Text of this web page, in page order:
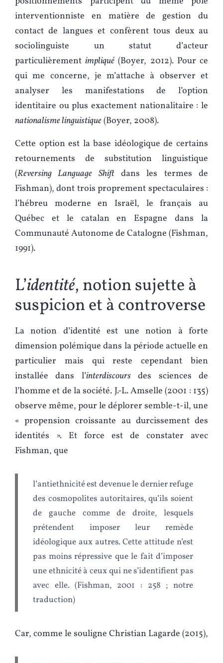
interventionniste en matière de gestion du
contact de langues et confèrent tous deux au
sociolinguiste un statut d’acteur
particulièrementimpliqué (Boyer, 2012). Pour ce
qui me concerne, je m’attache à observer et
analyser les manifestations de l’option
identitaire ou plus exactement nationalitaire : le
nationalisme linguistique(Boyer, 2008).
Cette option est la base idéologique de certains
retournements de substitution linguistique
(Reversing Language Shiftdans les termes de
Fishman), dont trois proprement spectaculaires :
l’hébreu moderne en Israël, le français au
Québec et le catalan en Espagne dans la
Communauté Autonome de Catalogne (Fishman,
1991).
L’identité, notion sujette à
suspicion et à controverse
La notion d’identité est une notion à forte
dimension polémique dans la période actuelle en
particulier mais qui reste cependant bien
installée dans l’interdiscoursdes sciences de
l’homme et de la société. J.-L. Amselle (2001 : 135)
observe même, pour le déplorer semble-t-il, une
« propension croissante au durcissement des
identités ». Et force est de constater avec
Fishman, que
l’antiethnicité est devenue le dernier refuge
des cosmopolites autoritaires, qu’ils soient
de gauche comme de droite, lesquels
prétendent imposer leur remède
idéologique aux autres. Cette attitude n’est
pas moins répressive que le fait d’imposer
une ethnicité à ceux qui ne s’identifient pas
avec elle. (Fishman, 2001 : 258 ; notre
traduction)
Car, comme le souligne Christian Lagarde (2015),